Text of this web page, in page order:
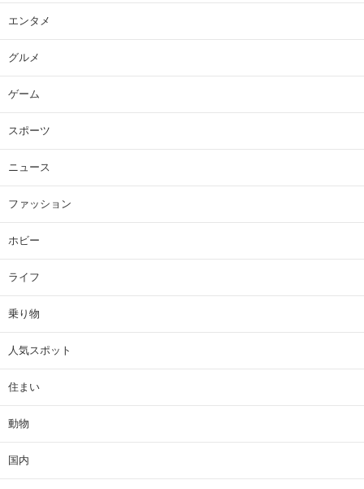
エンタメ
グルメ
ゲーム
スポーツ
ニュース
ファッション
ホビー
ライフ
乗り物
人気スポット
住まい
動物
国内